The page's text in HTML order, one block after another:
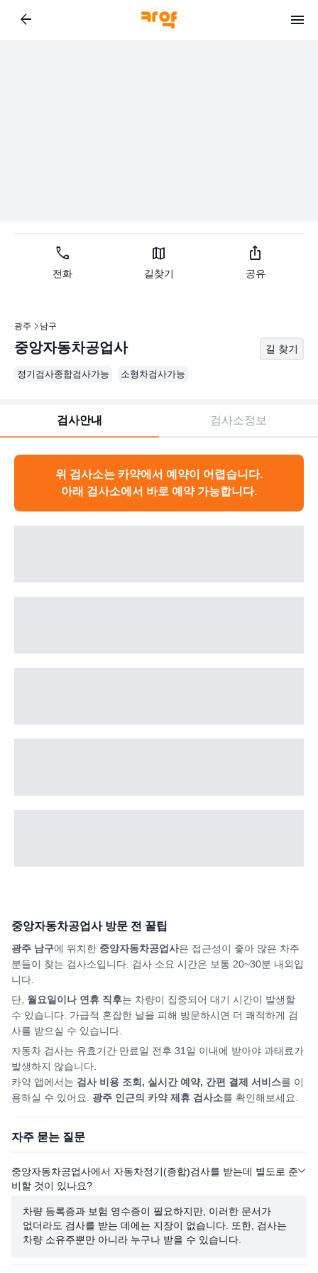
arrow_back
call
전화
map
길찾기
ios_share
공유
광주 남구
중앙자동차공업사 길 찾기
정기검사종합검사가능 소형차검사가능
검사안내 검사소정보
위 검사소는 카약에서 예약이 어렵습니다.
아래 검사소에서 바로 예약 가능합니다.
중앙자동차공업사방문 전 꿀팁
광주 남구에 위치한 중앙자동차공업사은 접근성이 좋아 많은 차주
분들이 찾는 검사소입니다. 검사 소요 시간은 보통 20~30분 내외입
니다.
단, 월요일이나 연휴 직후는 차량이 집중되어 대기 시간이 발생할
수 있습니다. 가급적 혼잡한 날을 피해 방문하시면 더 쾌적하게 검
사를 받으실 수 있습니다.
자동차 검사는 유효기간 만료일 전후 31일 이내에 받아야 과태료가
발생하지 않습니다.
카약 앱에서는 검사 비용 조회, 실시간 예약, 간편 결제 서비스를 이
용하실 수 있어요. 광주 인근의 카약 제휴 검사소를 확인해보세요.
자주 묻는 질문
중앙자동차공업사에서 자동차정기(종합)검사를 받는데 별도로 준
비할 것이 있나요?
차량 등록증과 보험 영수증이 필요하지만, 이러한 문서가
없더라도 검사를 받는 데에는 지장이 없습니다. 또한, 검사는
차량 소유주뿐만 아니라 누구나 받을 수 있습니다.